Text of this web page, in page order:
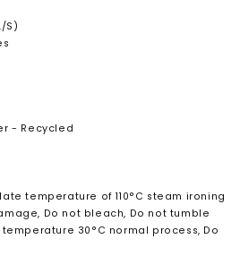
S)
- Recycled
temperature of 110°C steam ironing
Do not bleach, Do not tumble
temperature 30°C normal process, Do